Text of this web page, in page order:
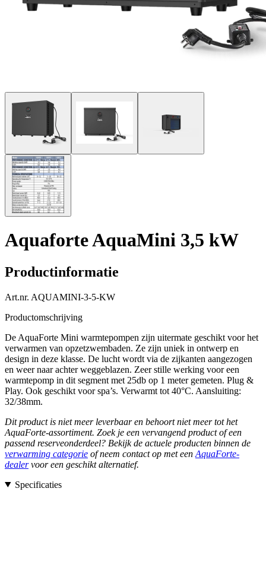
Aquaforte AquaMini 3,5 kW
Productinformatie
Art.nr. AQUAMINI-3-5-KW
Productomschrijving
De AquaForte Mini warmtepompen zijn uitermate geschikt voor het
verwarmen van opzetzwembaden. Ze zijn uniek in ontwerp en
design in deze klasse. De lucht wordt via de zijkanten aangezogen
en weer naar achter weggeblazen. Zeer stille werking voor een
warmtepomp in dit segment met 25db op 1 meter gemeten. Plug &
Play. Ook geschikt voor spa’s. Verwarmt tot 40°C. Aansluiting:
32/38mm.
Dit product is niet meer leverbaar en behoort niet meer tot het
AquaForte-assortiment. Zoek je een vervangend product of een
passend reserveonderdeel? Bekijk de actuele producten binnen de
verwarming categorie of neem contact op met een AquaForte-
dealervoor een geschikt alternatief.
Specificaties